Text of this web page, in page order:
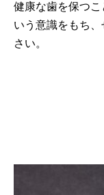
健康な歯を保つ
いう意識をもち
さい。